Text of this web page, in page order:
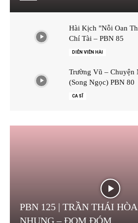
Hài Kịch "Nỗi Oan
Chí Tài – PBN 85
DIỄN VIÊN HÀI
Trường Vũ – Chuyện
(Song Ngọc) PBN 80
CA SĨ
PBN 125 | TRẦN THÁI
NHUNG – ĐOM ĐÓM